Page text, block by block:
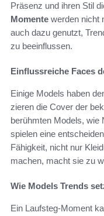
Präsenz und ihren Stil
Momente werden nicht
auch dazu genutzt,
zu beeinflussen.
Einflussreiche Faces
Einige Models haben
zieren die Cover der
berühmten Models, wie
spielen eine
Fähigkeit, nicht nur
machen, macht sie zu
Wie Models Trends
Ein Laufsteg-Moment